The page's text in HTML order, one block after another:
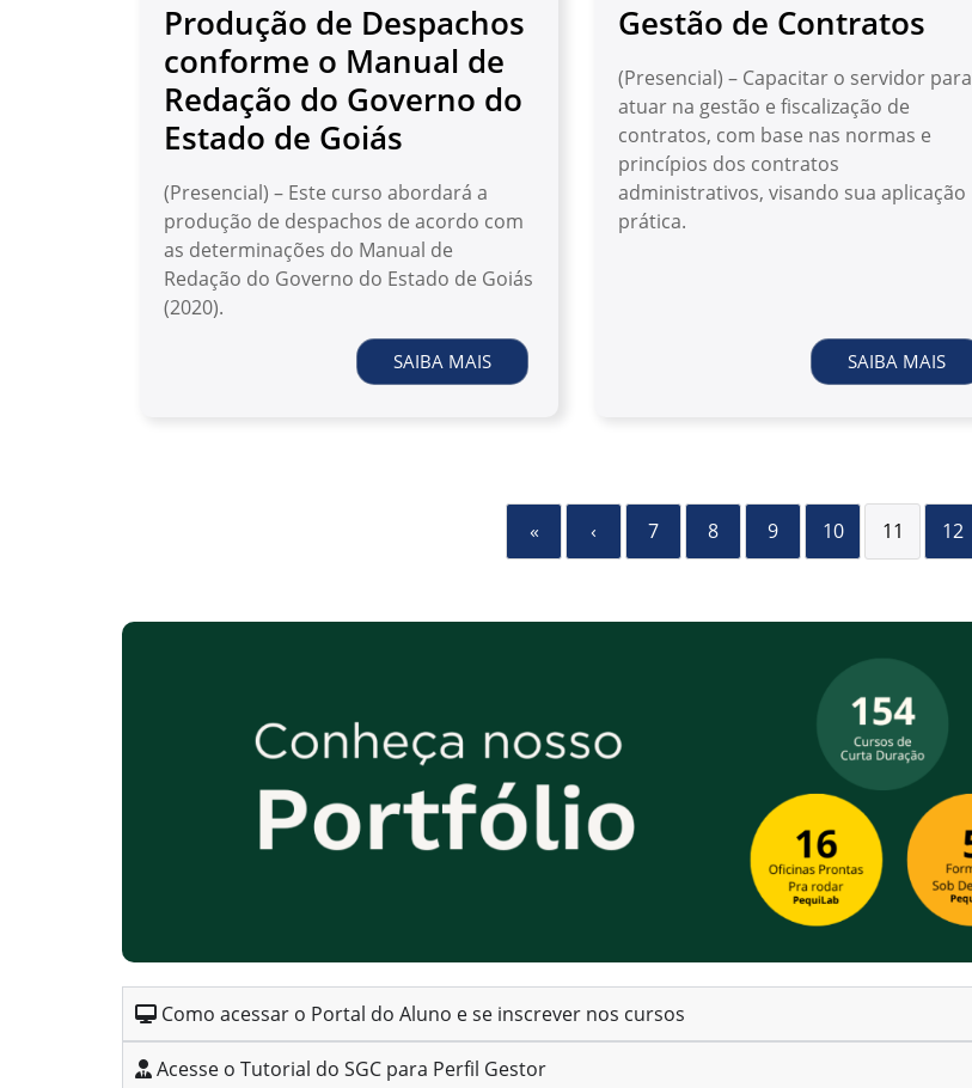
Produção de Despachos
conforme o Manual de
Redação do Governo do
Estado de Goiás
(Presencial) – Este curso abordará a
produção de despachos de acordo com
as determinações do Manual de
Redação do Governo do Estado de Goiás
(2020).
SAIBA MAIS
Gestão de Contratos
(Presencial) – Capacitar o servidor para
atuar na gestão e fiscalização de
contratos, com base nas normas e
princípios dos contratos
administrativos, visando sua aplicação
prática.
SAIBA MAIS
« ‹ 7 8 9 10 11 12
Como acessar o Portal do Aluno e se inscrever nos cursos
Acesse o Tutorial do SGC para Perfil Gestor